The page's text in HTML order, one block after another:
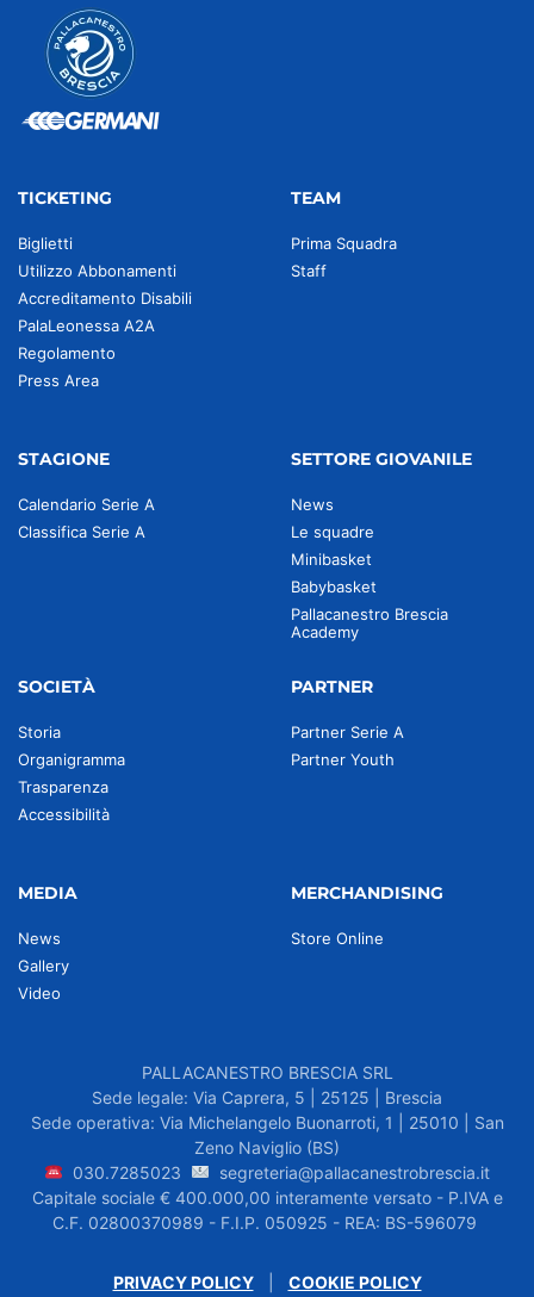
TICKETING
Biglietti
Utilizzo Abbonamenti
Accreditamento Disabili
PalaLeonessa A2A
Regolamento
Press Area
TEAM
Prima Squadra
Staff
STAGIONE
Calendario Serie A
Classifica Serie A
SETTORE GIOVANILE
News
Le squadre
Minibasket
Babybasket
Pallacanestro Brescia
Academy
SOCIETÀ
Storia
Organigramma
Trasparenza
Accessibilità
PARTNER
Partner Serie A
Partner Youth
MEDIA
News
Gallery
Video
MERCHANDISING
Store Online
PALLACANESTRO BRESCIA SRL
Sede legale: Via Caprera, 5 | 25125 | Brescia
Sede operativa: Via Michelangelo Buonarroti, 1 | 25010 | San
Zeno Naviglio (BS)
030.7285023
segreteria@pallacanestrobrescia.it
Capitale sociale € 400.000,00 interamente versato - P.IVA e
C.F. 02800370989 - F.I.P. 050925 - REA: BS-596079
PRIVACY POLICY| COOKIE POLICY